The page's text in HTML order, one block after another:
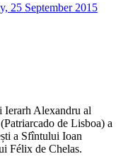
25 September 2015
Alexandru al
de Lisboa) a
a Sfîntului Ioan
Félix de Chelas.